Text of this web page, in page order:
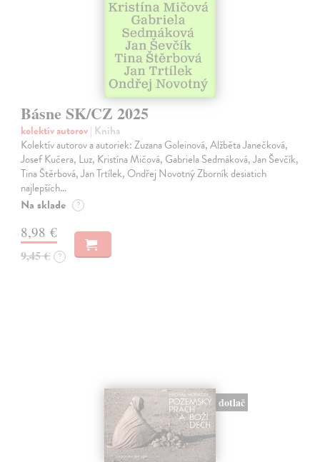
Básne SK/CZ 2025
kolektív autorov| Kniha
Kolektív autorov a autoriek: Zuzana Goleinová, Alžběta Janečková,
Josef Kučera, Luz, Kristína Mičová, Gabriela Sedmáková, Jan Ševčík,
Tina Štěrbová, Jan Trtílek, Ondřej Novotný Zborník desiatich
najlepších…
Na sklade ?
8,98 €
9,45 € ?
dotlač